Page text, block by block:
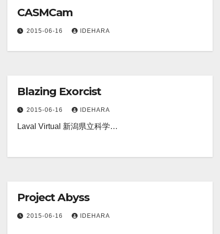
CASMCam
2015-06-16 IDEHARA
Blazing Exorcist
2015-06-16 IDEHARA
Laval Virtual 新潟県立科学…
Project Abyss
2015-06-16 IDEHARA